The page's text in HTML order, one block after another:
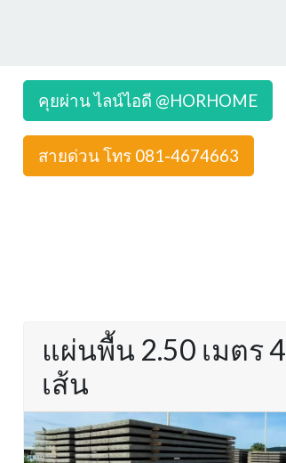
คุยผ่าน ไลน์ไอดี @HORHOME
สายด่วน โทร 081-4674663
แผ่นพื้น 2.50 เมตร 4
เส้น